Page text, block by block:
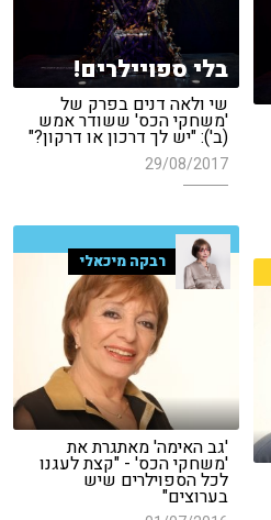
בלי ספויילרים!
שי ולאה דנים בפרק של
'משחקי הכס' ששודר אמש
(ב'): "יש לך דרכון או דרקון?"
29/08/2017
רבקה מיכאלי
'גב האימה' מאתגרת את
'משחקי הכס' - "קצת לעגנו
לכל הספוילרים שיש
בערוצים"